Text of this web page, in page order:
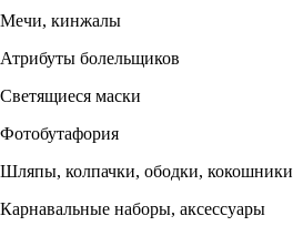
Мечи, кинжалы
Атрибуты болельщиков
Светящиеся маски
Фотобутафория
Шляпы, колпачки, ободки, кокошники
Карнавальные наборы, аксессуары